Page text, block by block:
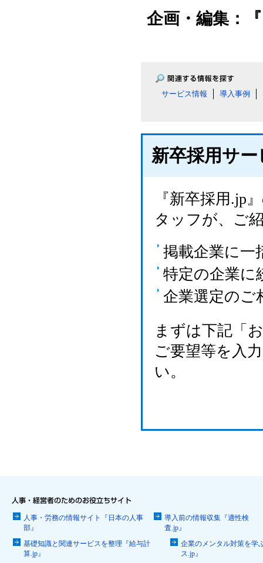
企画・編集：
サービス情報 導入事例
新卒採用サ
『新卒採用.jp
タッフが、ご
掲載企業に一
特定の企業に
企業選定のご
まずは下記「
ご要望等を入
い。
人事・労務の情報サイト『日本の人事
部』
導入前の情報収集『適性検
査.jp』
基礎知識と関連サービスを整理『給与計
算.jp』
企業のメンタル対策を学
ス.jp』